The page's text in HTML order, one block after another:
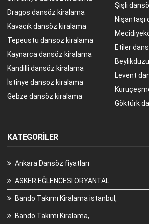
Dragos dansöz kiralama
Kavacık dansöz kiralama
Tepeustu dansoz kiralama
Kaynarca dansöz kiralama
Kandilli dansöz kiralama
İstinye dansoz kiralama
Gebze dansöz kiralama
Şişli
Nişantaşı
Etiler
Levent
Göktürk
KATEGORILER
Ankara Dansöz fiyatları
ASKER EĞLENCESİ ORYANTAL
Bando Takımı Kiralama istanbul,
Bando Takımı Kiralama,